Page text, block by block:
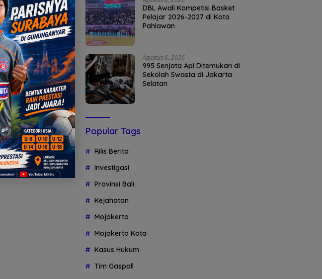
DBL Awali Kompetisi Basket
Pelajar 2026-2027 di Kota
Pahlawan
Agustus 6, 2026
995 Senjata Api Ditemukan di
Sekolah Swasta di Jakarta
Selatan
Popular Tags
Rilis Berita
Investigasi
Provinsi Bali
Kejahatan
Mojokerto
Mojokerto Kota
Kasus Hukum
Tim Gaspoll